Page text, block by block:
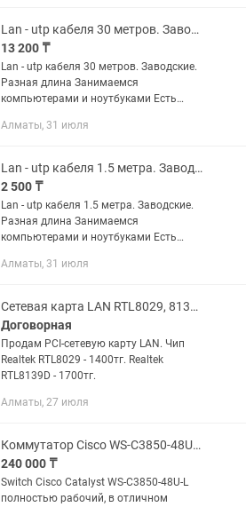
Lan - utp кабеля 30 метров. Заводские. Разная длина
13 200 ₸
Lan - utp кабеля 30 метров. Заводские.
Разная длина Занимаемся
компьютерами и ноутбуками Есть
Алматы, 31 июля
Lan - utp кабеля 1.5 метра. Заводские. Разная длина
2 500 ₸
Lan - utp кабеля 1.5 метра. Заводские.
Разная длина Занимаемся
компьютерами и ноутбуками Есть
Алматы, 31 июля
Сетевая карта LAN RTL8029, 8139D
Договорная
Продам PCI-сетевую карту LAN. Чип
Realtek RTL8029 - 1400тг. Realtek
RTL8139D - 1700тг.
Алматы, 27 июля
Коммутатор Cisco WS-C3850-48U-L, 48x1GE, 2 x 10GE SFP, UPOE, LAN Base
240 000 ₸
Switch Cisco Catalyst WS-C3850-48U-L
полностью рабочий, в отличном